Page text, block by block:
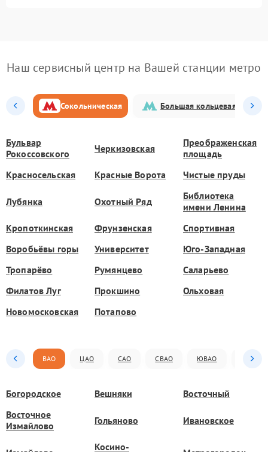
Наш сервисный центр на Вашей станции метро
Сокольническая Большая кольцевая
Бульвар
Рокоссовского
Черкизовская
Преображенская
площадь
Красносельская
Красные Ворота Чистые пруды
Лубянка Охотный Ряд
Библиотека
имени Ленина
Кропоткинская
Фрунзенская
Спортивная
Воробьёвы горы
Университет
Юго-Западная
Тропарёво
Румянцево
Саларьево
Филатов Луг
Прокшино
Ольховая
Новомосковская
Потапово
ВАО ЦАО САО СВАО ЮВАО ЮАО
Богородское Вешняки
Восточный
Восточное
Измайлово
Гольяново Ивановское
Косино-